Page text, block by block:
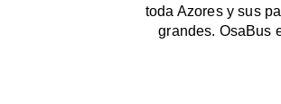
toda Azores y sus
grandes. OsaBus